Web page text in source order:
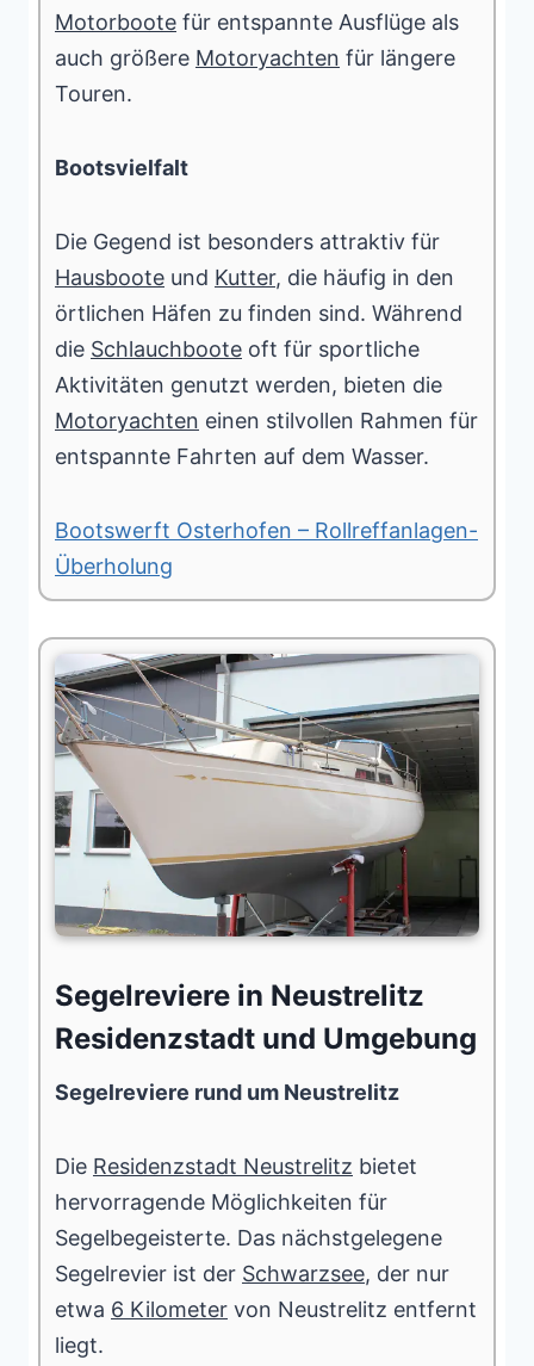
Motorboote für entspannte Ausflüge als
auch größere Motoryachten für längere
Touren.
Bootsvielfalt
Die Gegend ist besonders attraktiv für
Hausboote und Kutter, die häufig in den
örtlichen Häfen zu finden sind. Während
die Schlauchboote oft für sportliche
Aktivitäten genutzt werden, bieten die
Motoryachten einen stilvollen Rahmen für
entspannte Fahrten auf dem Wasser.
Bootswerft Osterhofen – Rollreffanlagen-
Überholung
Segelreviere in Neustrelitz
Residenzstadt und Umgebung
Segelreviere rund um Neustrelitz
Die Residenzstadt Neustrelitz bietet
hervorragende Möglichkeiten für
Segelbegeisterte. Das nächstgelegene
Segelrevier ist der Schwarzsee, der nur
etwa 6 Kilometer von Neustrelitz entfernt
liegt.